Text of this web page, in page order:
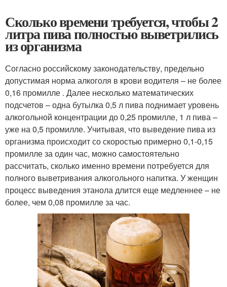
Сколько времени требуется, чтобы 2
литра пива полностью выветрились
из организма
Согласно российскому законодательству, предельно
допустимая норма алкоголя в крови водителя – не более
0,16 промилле . Далее несколько математических
подсчетов – одна бутылка 0,5 л пива поднимает уровень
алкогольной концентрации до 0,25 промилле, 1 л пива –
уже на 0,5 промилле. Учитывая, что выведение пива из
организма происходит со скоростью примерно 0,1-0,15
промилле за один час, можно самостоятельно
рассчитать, сколько именно времени потребуется для
полного выветривания алкогольного напитка. У женщин
процесс выведения этанола длится еще медленнее – не
более, чем 0,08 промилле за час.